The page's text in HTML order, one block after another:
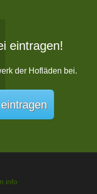
eintragen!
der Hofläden bei.